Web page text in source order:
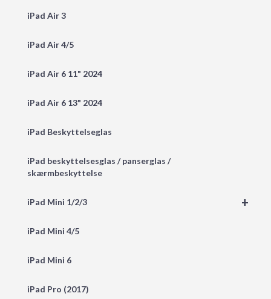
iPad Air 3
iPad Air 4/5
iPad Air 6 11" 2024
iPad Air 6 13" 2024
iPad Beskyttelseglas
iPad beskyttelsesglas / panserglas /
skærmbeskyttelse
+
iPad Mini 1/2/3
iPad Mini 4/5
iPad Mini 6
iPad Pro (2017)